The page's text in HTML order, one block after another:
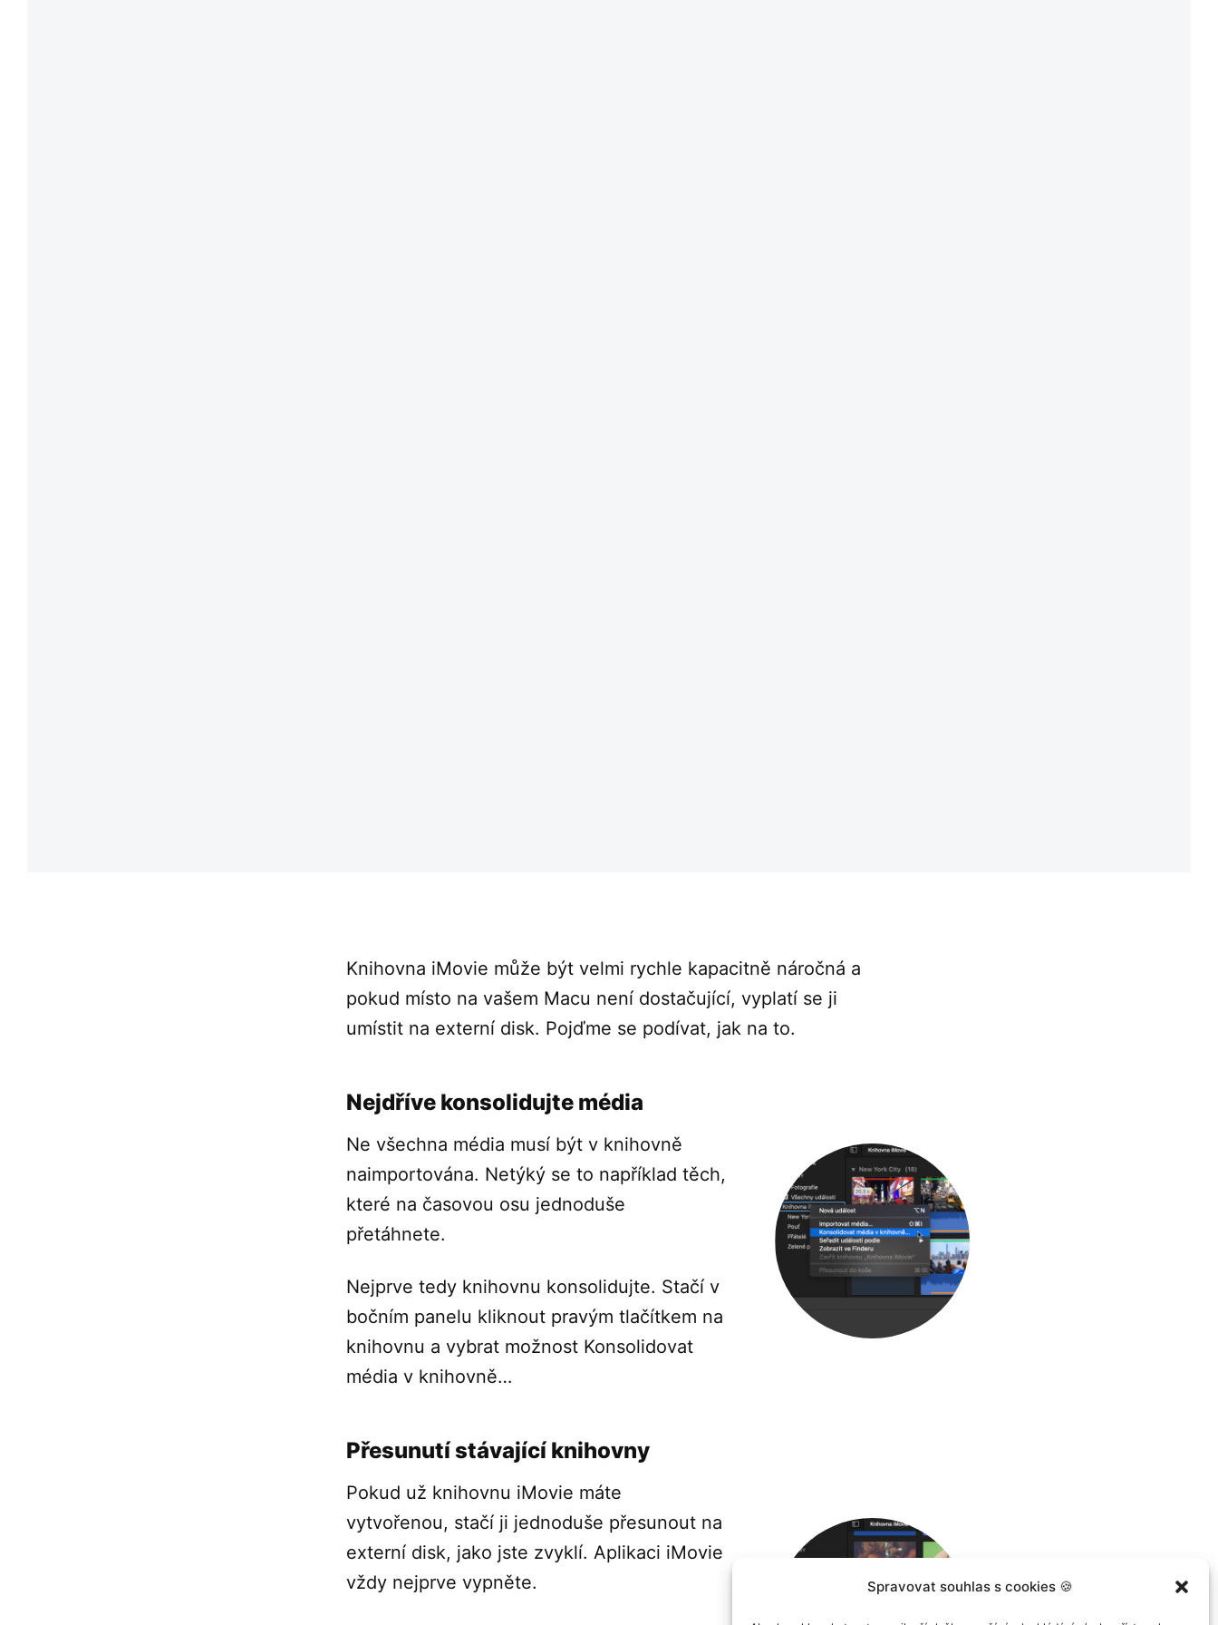
Spravovat souhlas s cookies 🍪
Knihovna iMovie může být velmi rychle kapacitně náročná a
pokud místo na vašem Macu není dostačující, vyplatí se ji
umístit na externí disk. Pojďme se podívat, jak na to.
Nejdříve konsolidujte média
Ne všechna média musí být v knihovně
naimportována. Netýký se to například těch,
které na časovou osu jednoduše
přetáhnete.
Nejprve tedy knihovnu konsolidujte. Stačí v
bočním panelu kliknout pravým tlačítkem na
knihovnu a vybrat možnost Konsolidovat
média v knihovně…
Přesunutí stávající knihovny
Pokud už knihovnu iMovie máte
vytvořenou, stačí ji jednoduše přesunout na
externí disk, jako jste zvyklí. Aplikaci iMovie
vždy nejprve vypněte.